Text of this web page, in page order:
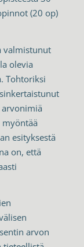
(20 op)
valmistunut
olevia
Tohtoriksi
esityksestä
on, että
arvon